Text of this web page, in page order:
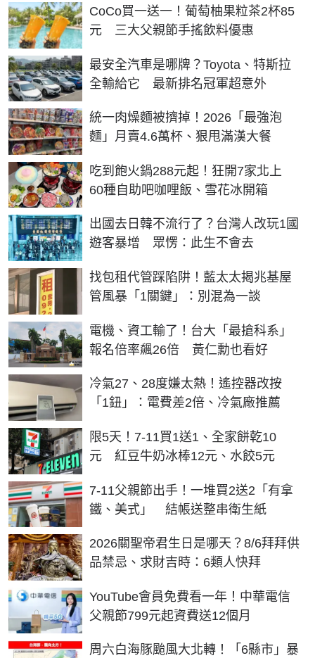
CoCo買一送一！葡萄柚果粒茶2杯85
元 三大父親節手搖飲料優惠
最安全汽車是哪牌？Toyota、特斯拉
全輸給它 最新排名冠軍超意外
統一肉燥麵被擠掉！2026「最強泡
麵」月賣4.6萬杯、狠甩滿漢大餐
吃到飽火鍋288元起！狂開7家北上
60種自助吧咖哩飯、雪花冰開箱
出國去日韓不流行了？台灣人改玩1國
遊客暴增 眾愣：此生不會去
找包租代管踩陷阱！藍太太揭兆基屋
管風暴「1關鍵」：別混為一談
電機、資工輸了！台大「最搶科系」
報名倍率飆26倍 黃仁勳也看好
冷氣27、28度嫌太熱！遙控器改按
「1鈕」：電費差2倍、冷氣廠推薦
限5天！7-11買1送1、全家餅乾10
元 紅豆牛奶冰棒12元、水餃5元
7-11父親節出手！一堆買2送2「有拿
鐵、美式」 結帳送整串衛生紙
2026關聖帝君生日是哪天？8/6拜拜供
品禁忌、求財吉時：6類人快拜
YouTube會員免費看一年！中華電信
父親節799元起資費送12個月
周六白海豚颱風大北轉！「6縣市」暴